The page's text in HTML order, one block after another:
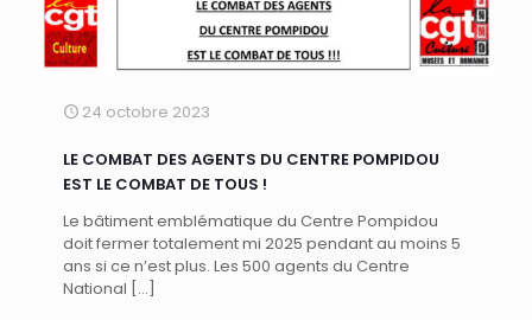
24 octobre 2023
LE COMBAT DES AGENTS DU CENTRE POMPIDOU
EST LE COMBAT DE TOUS !
Le bâtiment emblématique du Centre Pompidou
doit fermer totalement mi 2025 pendant au moins 5
ans si ce n’est plus. Les 500 agents du Centre
National […]